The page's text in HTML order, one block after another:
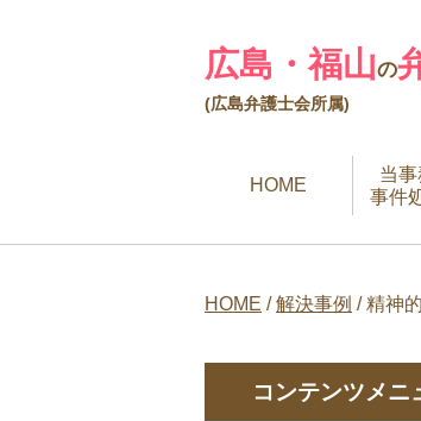
広島・福山の
(広島弁護士会所属)
HOME
当
事件
HOME / 解決事例 / 精神
コンテンツメニ